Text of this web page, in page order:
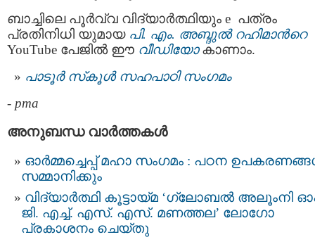
ബാച്ചിലെ പൂർവ്വ വിദ്യാർത്ഥിയും e പത്രം
പ്രതിനിധി യുമായപി. എം. അബ്ദുൽ റഹിമാന്‍റെ
YouTube പേജിൽ ഈ വീഡിയോ കാണാം.
പാടൂര്‍ സ്‌കൂൾ സഹപാഠി സംഗമം
- pma
അനുബന്ധ വാര്‍ത്തകള്‍
ഓർമ്മച്ചെപ്പ് മഹാ സംഗമം : പഠന
സമ്മാനിക്കും
വിദ്യാര്‍ത്ഥി കൂട്ടായ്മ ‘ഗ്ലോബൽ അലൂംനി
ജി. എച്ച്. എസ്. എസ്. മണത്തല’ ലോഗോ
പ്രകാശനം ചെയ്തു